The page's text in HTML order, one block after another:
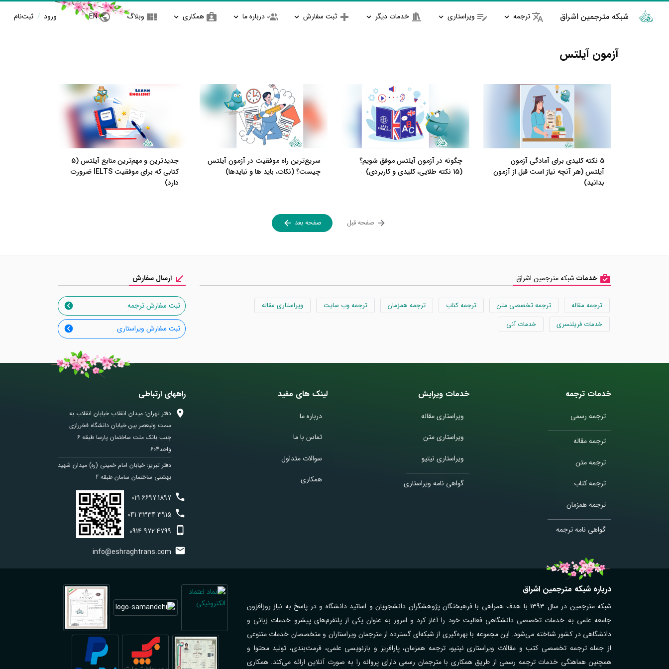
شبکه مترجمین اشراق ترجمه ویراستاری خدمات دیگر ثبت سفارش درباره ما همکاری وبلاگ EN ورود / ثبت‌نام
آزمون آیلتس
5 نکته کلیدی برای آمادگی آزمون
آیلتس (هر آنچه نیاز است قبل از آزمون
بدانید)
چگونه در آزمون آیلتس موفق شویم؟
(15 نکته طلایی، کلیدی و کاربردی)
سریع‌ترین راه موفقیت در آزمون آیلتس
چیست؟ (نکات، باید ها و نبایدها)
جدیدترین و مهم‌ترین منابع آیلتس (5
کتابی که برای موفقیت IELTS ضرورت
دارد)
صفحه قبل صفحه بعد
خدمات شبکه مترجمین اشراق
ترجمه مقاله ترجمه تخصصی متن ترجمه کتاب ترجمه همزمان ترجمه وب سایت
ویراستاری مقاله
خدمات فریلنسری
خدمات آنی
ارسال سفارش
ثبت سفارش ترجمه
ثبت سفارش ویراستاری
خدمات ترجمه
ترجمه رسمی
ترجمه مقاله
ترجمه متن
ترجمه کتاب
ترجمه همزمان
گواهی نامه ترجمه
خدمات ویرایش
ویراستاری مقاله
ویراستاری متن
ویراستاری نیتیو
گواهی نامه ویراستاری
لینک های مفید
درباره ما
تماس با ما
سوالات متداول
همکاری
راههای ارتباطی
دفتر تهران: میدان انقلاب خیابان انقلاب به
سمت ولیعصر بین خیابان دانشگاه فخررازی
جنب بانک ملت ساختمان پارسا طبقه 6
واحد604
دفتر تبریز: خیابان امام خمینی (ره) میدان شهید
بهشتی ساختمان سامان طبقه 2
021 66971897
041 33343915
0914 9724799
info@eshraghtrans.com
درباره شبکه مترجمین اشراق
شبکه مترجمین در سال 1393 با هدف همراهی با فرهیختگان پژوهشگران دانشجویان و اساتید دانشگاه و در پاسخ به نیاز روزافزون
جامعه علمی به خدمات تخصصی دانشگاهی فعالیت خود را آغاز کرد و امروز به عنوان یکی از پلتفرم‌های پیشرو خدمات زبانی و
دانشگاهی در کشور شناخته می‌شود. این مجموعه با بهره‌گیری از شبکه‌ای گسترده از مترجمان ویراستاران و متخصصان خدمات متنوعی
از جمله ترجمه تخصصی کتب و مقالات ویراستاری نیتیو، ترجمه همزمان، پارافریز و بازنویسی علمی، فرمت‌بندی، تولید محتوا و
همچنین هماهنگی خدمات ترجمه رسمی از طریق همکاری با مترجمان رسمی دارای پروانه را به صورت آنلاین ارائه می‌کند. همکاری